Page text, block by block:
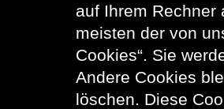
auf Ihrem Rechner
meisten der von
Cookies“. Sie
Andere Cookies
löschen. Diese